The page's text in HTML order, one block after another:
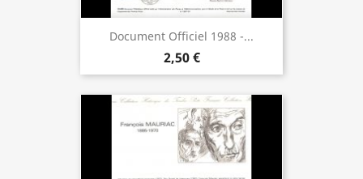
Document Officiel 1988 -...
2,50 €